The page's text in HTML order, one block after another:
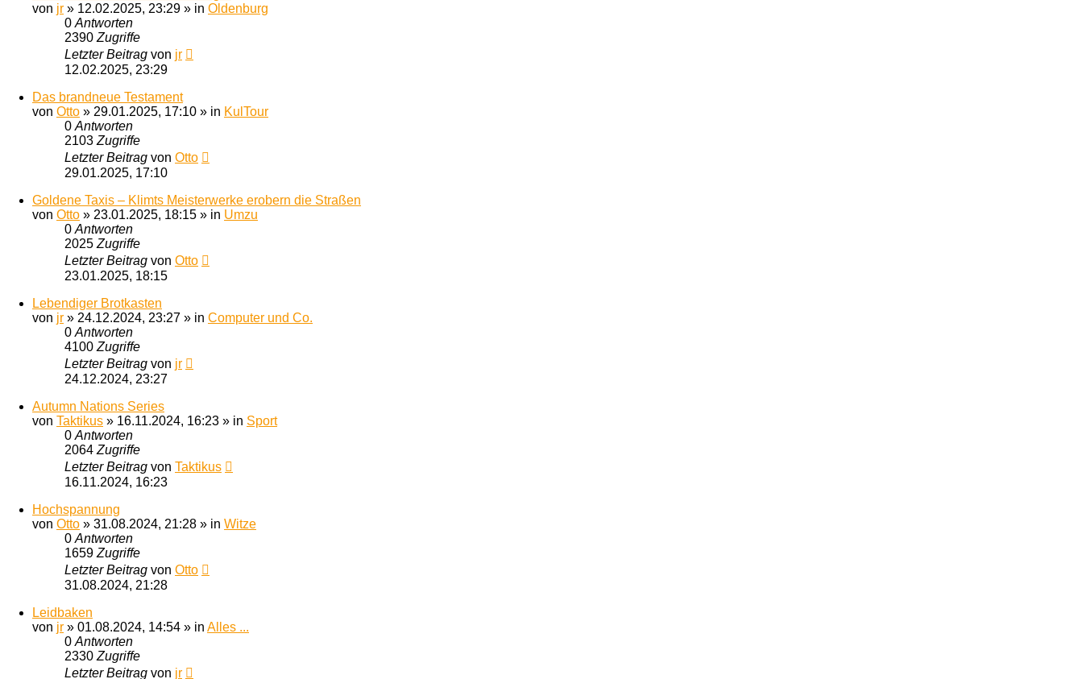
von jr » 12.02.2025, 23:29 » in Oldenburg
0 Antworten
2390 Zugriffe
Letzter Beitrag von jr
12.02.2025, 23:29
Das brandneue Testament
von Otto » 29.01.2025, 17:10 » in KulTour
0 Antworten
2103 Zugriffe
Letzter Beitrag von Otto
29.01.2025, 17:10
Goldene Taxis – Klimts Meisterwerke erobern die Straßen
von Otto » 23.01.2025, 18:15 » in Umzu
0 Antworten
2025 Zugriffe
Letzter Beitrag von Otto
23.01.2025, 18:15
Lebendiger Brotkasten
von jr » 24.12.2024, 23:27 » in Computer und Co.
0 Antworten
4100 Zugriffe
Letzter Beitrag von jr
24.12.2024, 23:27
Autumn Nations Series
von Taktikus » 16.11.2024, 16:23 » in Sport
0 Antworten
2064 Zugriffe
Letzter Beitrag von Taktikus
16.11.2024, 16:23
Hochspannung
von Otto » 31.08.2024, 21:28 » in Witze
0 Antworten
1659 Zugriffe
Letzter Beitrag von Otto
31.08.2024, 21:28
Leidbaken
von jr » 01.08.2024, 14:54 » in Alles ...
0 Antworten
2330 Zugriffe
Letzter Beitrag von jr